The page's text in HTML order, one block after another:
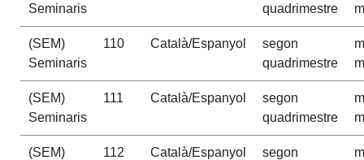
Seminaris
quadrimestre
(SEM)
Seminaris
110 Català/Espanyol
segon
quadrimestre
(SEM)
Seminaris
111 Català/Espanyol
segon
quadrimestre
(SEM)
112 Català/Espanyol
segon